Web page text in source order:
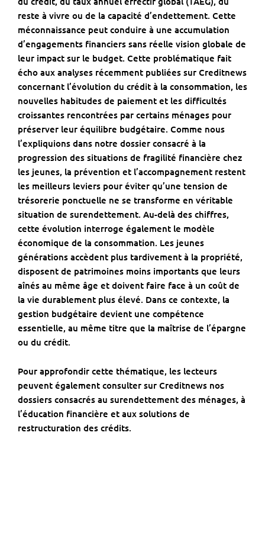
reste à vivre ou de la capacité d’endettement. Cette
méconnaissance peut conduire à une accumulation
d’engagements financiers sans réelle vision globale de
leur impact sur le budget. Cette problématique fait
écho aux analyses récemment publiées sur Creditnews
concernant l’évolution du crédit à la consommation, les
nouvelles habitudes de paiement et les difficultés
croissantes rencontrées par certains ménages pour
préserver leur équilibre budgétaire. Comme nous
l’expliquions dans notre dossier consacré à la
progression des situations de fragilité financière chez
les jeunes, la prévention et l’accompagnement restent
les meilleurs leviers pour éviter qu’une tension de
trésorerie ponctuelle ne se transforme en véritable
situation de surendettement. Au-delà des chiffres,
cette évolution interroge également le modèle
économique de la consommation. Les jeunes
générations accèdent plus tardivement à la propriété,
disposent de patrimoines moins importants que leurs
aînés au même âge et doivent faire face à un coût de
la vie durablement plus élevé. Dans ce contexte, la
gestion budgétaire devient une compétence
essentielle, au même titre que la maîtrise de l’épargne
ou du crédit.
Pour approfondir cette thématique, les lecteurs
peuvent également consulter sur Creditnews nos
dossiers consacrés au surendettement des ménages, à
l’éducation financière et aux solutions de
restructuration des crédits.